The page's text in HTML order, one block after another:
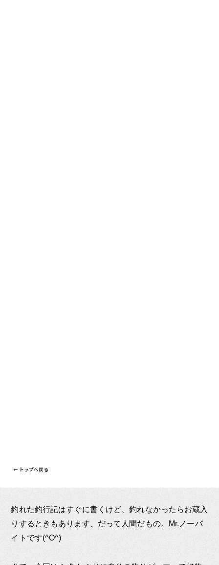
← トップへ戻る
釣れた釣行記はすぐに書くけど、釣れなかったらお蔵入
りするときもあります、だって人間だもの。Mr.ノーバ
イトです(^O^)